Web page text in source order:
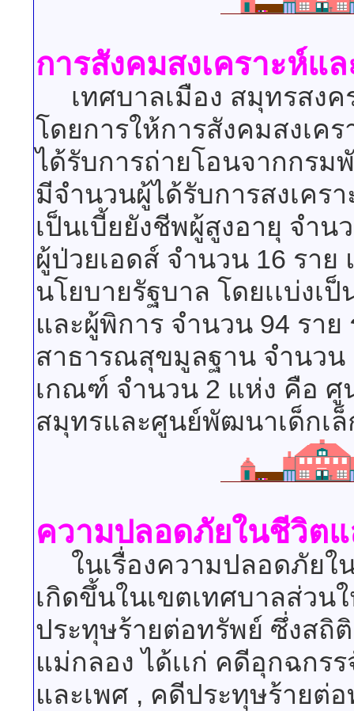
การสังคมสงเคราะห์แ
เทศบาลเมือง สมุทรสงค
โดยการให้การสังคมสงเค
ได้รับการถ่ายโอนจากกร
มีจำนวนผู้ได้รับการสงเคร
เป็นเบี้ยยังชีพผู้สูงอายุ จำน
ผู้ป่วยเอดส์ จำนวน 16 ราย
นโยบายรัฐบาล โดยเเบ่งเ
และผู้พิการ จำนวน 94 รา
สาธารณสุขมูลฐาน จำนว
เกณฑ์ จำนวน 2 แห่ง คือ
สมุทรและศูนย์พัฒนาเด็กเล็
ความปลอดภัยในชีวิต
ในเรื่องความปลอดภัยใ
เกิดขึ้นในเขตเทศบาลส่วน
ประทุษร้ายต่อทรัพย์ ซึ่งสถิ
แม่กลอง ได้เเก่ คดีอุกฉกร
และเพศ , คดีประทุษร้ายต่